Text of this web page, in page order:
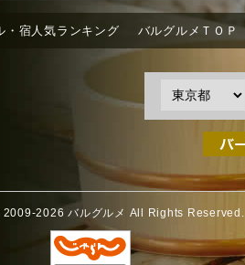
・宿人気ランキング バルグルメＴＯＰ
2026 バルグルメ All Rights Reserved.